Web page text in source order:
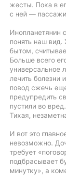
жесты. Пока в
с ней —
Инопланетянин
понять наш вид.
бытом,
Больше всего
универсальное
лечить болезни
повод сжечь
предупредить
пустили во
Тихая,
И вот это
невозможно.
требует
подбрасывает
минутку», а